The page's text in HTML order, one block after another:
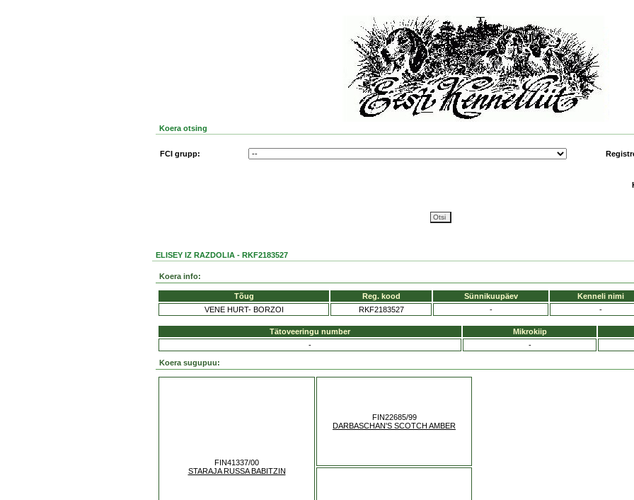
Koera otsing
FCI grupp:
ELISEY IZ RAZDOLIA - RKF2183527
Koera info:
Tõug Reg. kood Sünnikuupäev Kenneli nimi
VENE HURT- BORZOI
RKF2183527 - -
Tätoveeringu number Mikrokiip
-
-
Koera sugupuu:
FIN41337/00
STARAJA RUSSA BABITZIN
FIN22685/99
DARBASCHAN'S SCOTCH AMBER